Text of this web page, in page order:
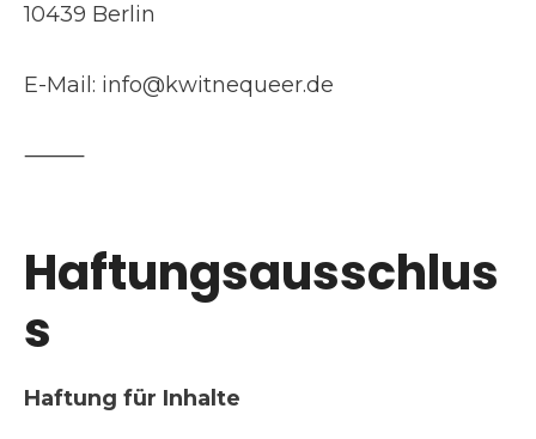
10439 Berlin
E-Mail: info@kwitnequeer.de
⸻
Haftungsausschlus
s
Haftung für Inhalte